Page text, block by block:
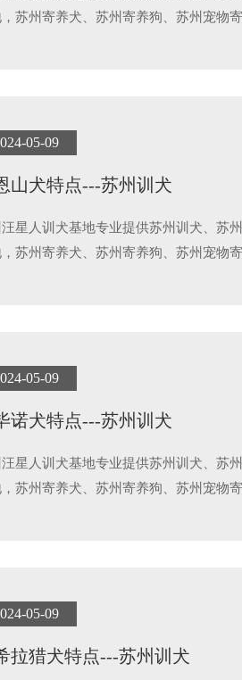
苏州寄养犬、苏州寄养狗、苏州宠物
05-09
山犬特点---苏州训犬
星人训犬基地专业提供苏州训犬、苏
苏州寄养犬、苏州寄养狗、苏州宠物
05-09
诺犬特点---苏州训犬
星人训犬基地专业提供苏州训犬、苏
苏州寄养犬、苏州寄养狗、苏州宠物
05-09
拉猎犬特点---苏州训犬